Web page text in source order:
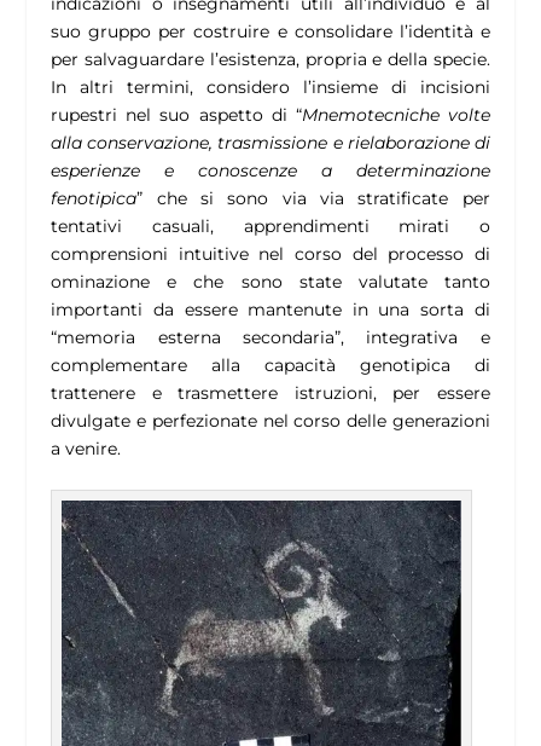
suo gruppo per costruire e consolidare l’identità e
per salvaguardare l’esistenza, propria e della specie.
In altri termini, considero l’insieme di incisioni
rupestri nel suo aspetto di “Mnemotecniche volte
alla conservazione, trasmissione e rielaborazione di
esperienze e conoscenze a determinazione
fenotipica” che si sono via via stratificate per
tentativi casuali, apprendimenti mirati o
comprensioni intuitive nel corso del processo di
ominazione e che sono state valutate tanto
importanti da essere mantenute in una sorta di
“memoria esterna secondaria”, integrativa e
complementare alla capacità genotipica di
trattenere e trasmettere istruzioni, per essere
divulgate e perfezionate nel corso delle generazioni
a venire.